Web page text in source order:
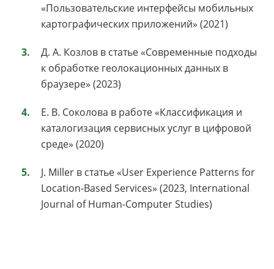
«Пользовательские интерфейсы мобильных
картографических приложений» (2021)
Д. А. Козлов в статье «Современные подходы
к обработке геолокационных данных в
браузере» (2023)
Е. В. Соколова в работе «Классификация и
каталогизация сервисных услуг в цифровой
среде» (2020)
J. Miller в статье «User Experience Patterns for
Location-Based Services» (2023, International
Journal of Human-Computer Studies)